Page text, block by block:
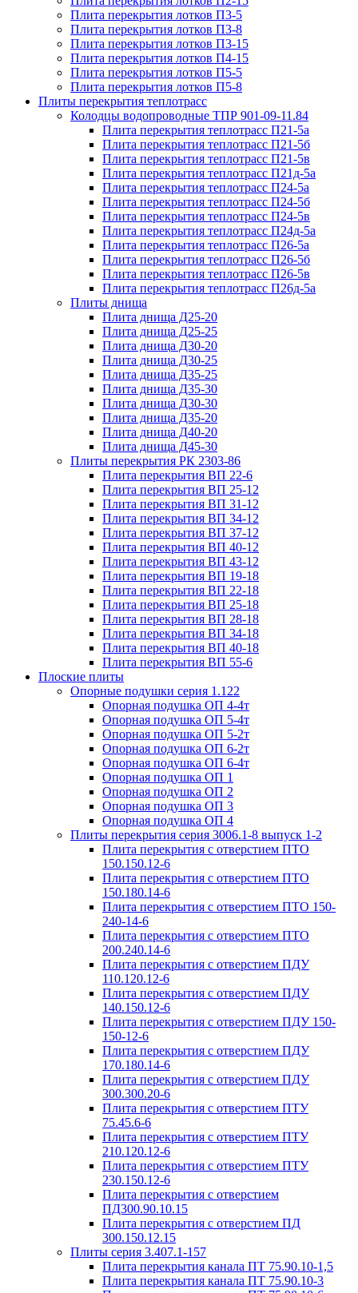
Плита перекрытия лотков П3-5
Плита перекрытия лотков П3-8
Плита перекрытия лотков П3-15
Плита перекрытия лотков П4-15
Плита перекрытия лотков П5-5
Плита перекрытия лотков П5-8
Плиты перекрытия теплотрасс
Колодцы водопроводные ТПР 901-09-11.84
Плита перекрытия теплотрасс П21-5а
Плита перекрытия теплотрасс П21-5б
Плита перекрытия теплотрасс П21-5в
Плита перекрытия теплотрасс П21д-5а
Плита перекрытия теплотрасс П24-5а
Плита перекрытия теплотрасс П24-5б
Плита перекрытия теплотрасс П24-5в
Плита перекрытия теплотрасс П24д-5а
Плита перекрытия теплотрасс П26-5а
Плита перекрытия теплотрасс П26-5б
Плита перекрытия теплотрасс П26-5в
Плита перекрытия теплотрасс П26д-5а
Плиты днища
Плита днища Д25-20
Плита днища Д25-25
Плита днища Д30-20
Плита днища Д30-25
Плита днища Д35-25
Плита днища Д35-30
Плита днища Д30-30
Плита днища Д35-20
Плита днища Д40-20
Плита днища Д45-30
Плиты перекрытия РК 2303-86
Плита перекрытия ВП 22-6
Плита перекрытия ВП 25-12
Плита перекрытия ВП 31-12
Плита перекрытия ВП 34-12
Плита перекрытия ВП 37-12
Плита перекрытия ВП 40-12
Плита перекрытия ВП 43-12
Плита перекрытия ВП 19-18
Плита перекрытия ВП 22-18
Плита перекрытия ВП 25-18
Плита перекрытия ВП 28-18
Плита перекрытия ВП 34-18
Плита перекрытия ВП 40-18
Плита перекрытия ВП 55-6
Плоские плиты
Опорные подушки серия 1.122
Опорная подушка ОП 4-4т
Опорная подушка ОП 5-4т
Опорная подушка ОП 5-2т
Опорная подушка ОП 6-2т
Опорная подушка ОП 6-4т
Опорная подушка ОП 1
Опорная подушка ОП 2
Опорная подушка ОП 3
Опорная подушка ОП 4
Плиты перекрытия серия 3006.1-8 выпуск 1-2
Плита перекрытия с отверстием ПТО
150.150.12-6
Плита перекрытия с отверстием ПТО
150.180.14-6
Плита перекрытия с отверстием ПТО 150-
240-14-6
Плита перекрытия с отверстием ПТО
200.240.14-6
Плита перекрытия с отверстием ПДУ
110.120.12-6
Плита перекрытия с отверстием ПДУ
140.150.12-6
Плита перекрытия с отверстием ПДУ 150-
150-12-6
Плита перекрытия с отверстием ПДУ
170.180.14-6
Плита перекрытия с отверстием ПДУ
300.300.20-6
Плита перекрытия с отверстием ПТУ
75.45.6-6
Плита перекрытия с отверстием ПТУ
210.120.12-6
Плита перекрытия с отверстием ПТУ
230.150.12-6
Плита перекрытия с отверстием
ПД300.90.10.15
Плита перекрытия с отверстием ПД
300.150.12.15
Плиты серия 3.407.1-157
Плита перекрытия канала ПТ 75.90.10-1,5
Плита перекрытия канала ПТ 75.90.10-3